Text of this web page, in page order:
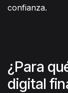
confianza.
¿Para
digital